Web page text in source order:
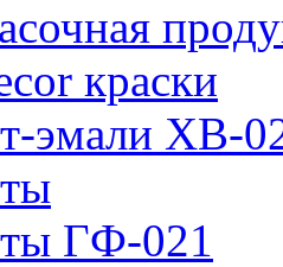
краски
эмали ХВ-
ГФ-021